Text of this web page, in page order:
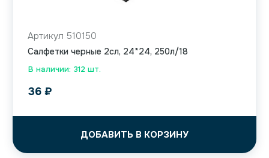
В наличии: 312 шт.
Артикул 510150
Салфетки черные 2сл, 24*24, 250л/18
36 ₽
ДОБАВИТЬ В КОРЗИНУ